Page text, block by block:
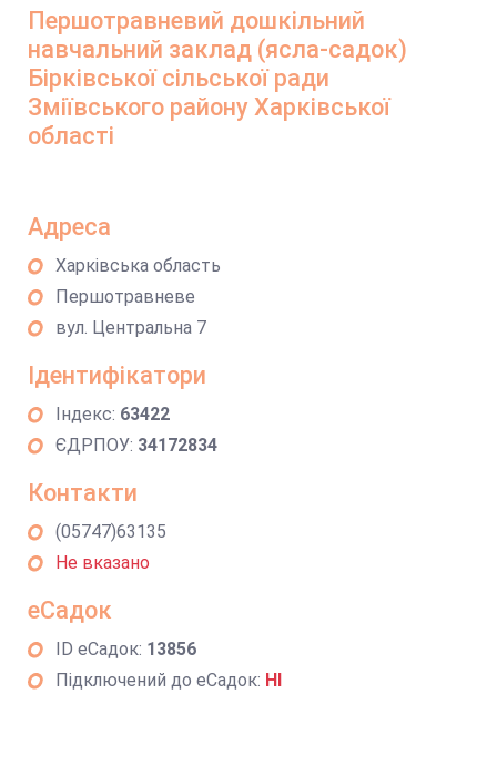
Першотравневий дошкільний
навчальний заклад (ясла-садок)
Бірківської сільської ради
Зміївського району Харківської
області
Адреса
Харківська область
Першотравневе
вул. Центральна 7
Ідентифікатори
Індекс: 63422
ЄДРПОУ: 34172834
Контакти
(05747)63135
Не вказано
еСадок
ID еСадок: 13856
Підключений до еСадок: НІ